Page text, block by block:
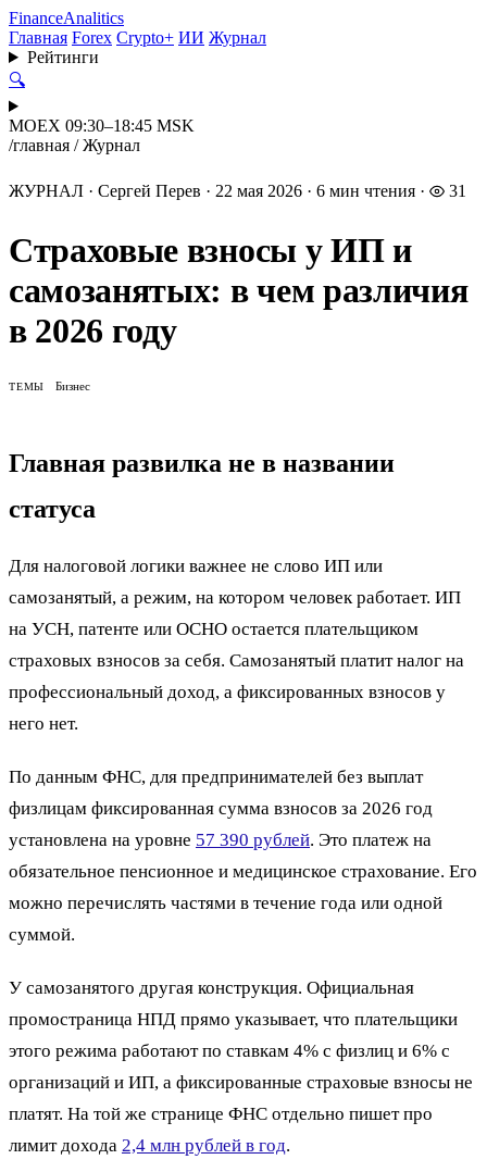
FinanceAnalitics
Главная Forex Crypto+ ИИ Журнал
Рейтинги
🔍
MOEX 09:30–18:45 MSK
/главная / Журнал
ЖУРНАЛ · Сергей Перев · 22 мая 2026 · 6 мин чтения · 31
Страховые взносы у ИП и
самозанятых: в чем различия
в 2026 году
ТЕМЫ Бизнес
Главная развилка не в названии
статуса
Для налоговой логики важнее не слово ИП или
самозанятый, а режим, на котором человек работает. ИП
на УСН, патенте или ОСНО остается плательщиком
страховых взносов за себя. Самозанятый платит налог на
профессиональный доход, а фиксированных взносов у
него нет.
По данным ФНС, для предпринимателей без выплат
физлицам фиксированная сумма взносов за 2026 год
установлена на уровне 57 390 рублей. Это платеж на
обязательное пенсионное и медицинское страхование. Его
можно перечислять частями в течение года или одной
суммой.
У самозанятого другая конструкция. Официальная
промостраница НПД прямо указывает, что плательщики
этого режима работают по ставкам 4% с физлиц и 6% с
организаций и ИП, а фиксированные страховые взносы не
платят. На той же странице ФНС отдельно пишет про
лимит дохода 2,4 млн рублей в год.